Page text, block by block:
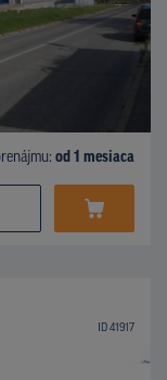
od 1 mesiaca
ID 41917